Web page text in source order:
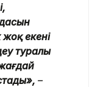
екені
туралы
–